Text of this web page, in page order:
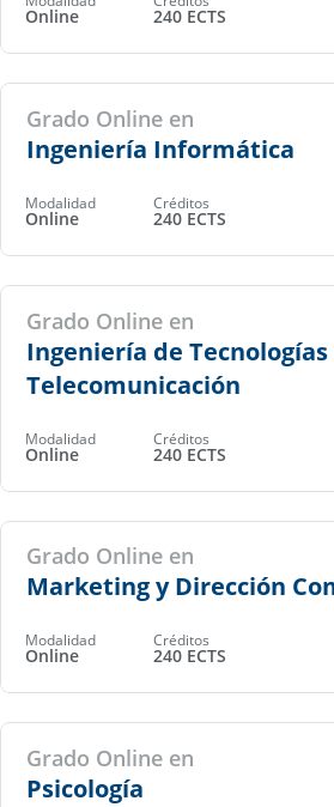
Online 240 ECTS
Grado Online en
Ingeniería Informática
Modalidad
Online
Créditos
240 ECTS
Grado Online en
Ingeniería de Tecnologías
Telecomunicación
Modalidad
Online
Créditos
240 ECTS
Grado Online en
Marketing y Dirección
Modalidad
Online
Créditos
240 ECTS
Grado Online en
Psicología